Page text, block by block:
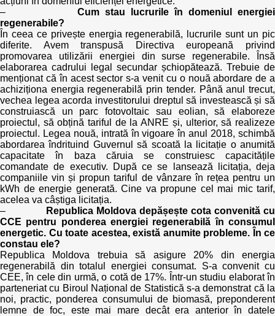
– Cum stau lucrurile în domeniul energiei
regenerabile?
În ceea ce privește energia regenerabilă, lucrurile sunt un pic
diferite. Avem transpusă Directiva europeană privind
promovarea utilizării energiei din surse regenerabile. Însă
elaborarea cadrului legal secundar șchiopătează. Trebuie de
menționat că în acest sector s-a venit cu o nouă abordare de a
achiziționa energia regenerabilă prin tender. Până anul trecut,
vechea legea acorda investitorului dreptul să investească și să
construiască un parc fotovoltaic sau eolian, să elaboreze
proiectul, să obțină tariful de la ANRE și, ulterior, să realizeze
proiectul. Legea nouă, intrată în vigoare în anul 2018, schimbă
abordarea îndrituind Guvernul să scoată la licitație o anumită
capacitate în baza căruia se construiesc capacitățile
comandate de executiv. După ce se lansează licitația, deja
companiile vin și propun tariful de vânzare în rețea pentru un
kWh de energie generată. Cine va propune cel mai mic tarif,
acelea va câștiga licitația.
–
Republica Moldova depășește cota convenită cu
CCE pentru ponderea energiei regenerabilă în consumul
energetic. Cu toate acestea, există anumite probleme. În ce
constau ele?
Republica Moldova trebuia să asigure 20% din energia
regenerabilă din totalul energiei consumat. S-a convenit cu
CEE, în cele din urmă, o cotă de 17%. Într-un studiu elaborat în
parteneriat cu Biroul Național de Statistică s-a demonstrat că la
noi, practic, ponderea consumului de biomasă, preponderent
lemne de foc, este mai mare decât era anterior în datele